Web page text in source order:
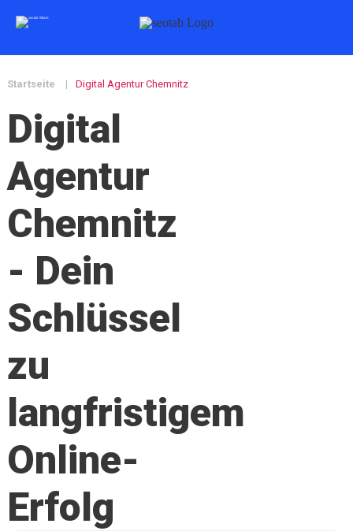
Startseite | Digital Agentur Chemnitz
Digital
Agentur
Chemnitz
- Dein
Schlüssel
zu
langfristigem
Online-
Erfolg